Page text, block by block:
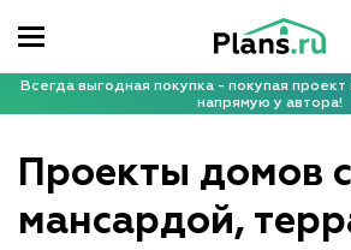
Всегда выгодная покупка - покупая
напрямую у автора!
Проекты домов с
мансардой,